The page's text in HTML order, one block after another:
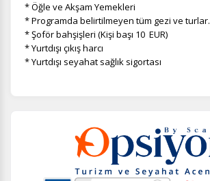
* Öğle ve Akşam Yemekleri
* Programda belirtilmeyen tüm gezi ve turlar.
* Şoför bahşişleri (Kişi başı 10 EUR)
* Yurtdışı çıkış harcı
* Yurtdışı seyahat sağlık sigortası